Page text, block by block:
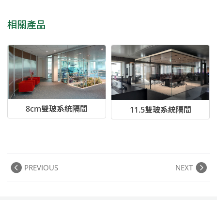
相關產品
8cm雙玻系統隔間 11.5雙玻系統隔間
PREVIOUS NEXT